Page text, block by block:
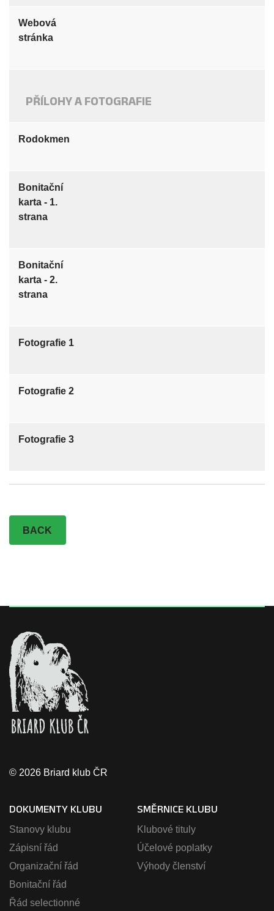
Webová
stránka
PŘÍLOHY A FOTOGRAFIE
Rodokmen
Bonitační
karta - 1.
strana
Bonitační
karta - 2.
strana
Fotografie 1
Fotografie 2
Fotografie 3
BACK
© 2026 Briard klub ČR
DOKUMENTY KLUBU
Stanovy klubu
Zápisní řád
Organizační řád
Bonitační řád
Řád selectionné
SMĚRNICE KLUBU
Klubové tituly
Účelové poplatky
Výhody členství